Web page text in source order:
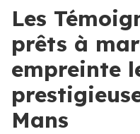
Les
prêts à
empreinte
Mans